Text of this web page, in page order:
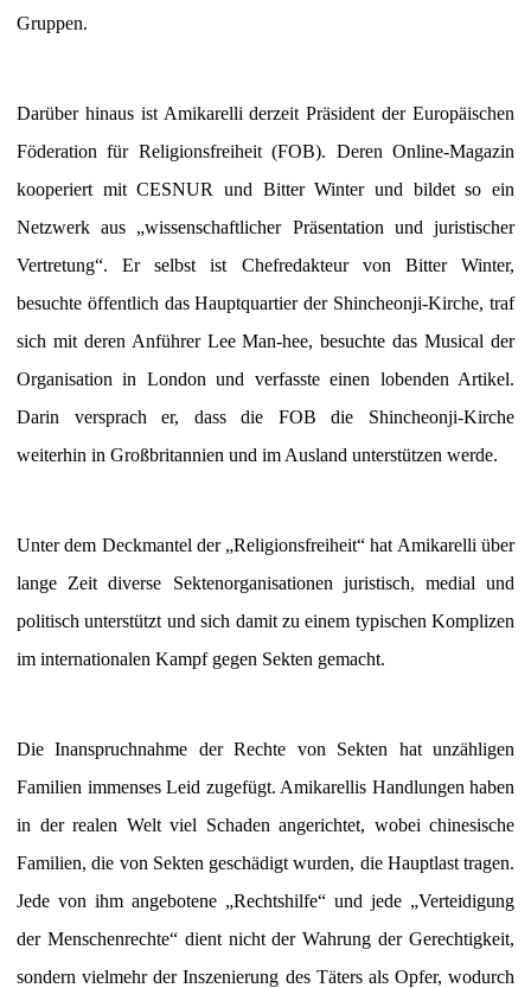
Gruppen.
Darüber hinaus ist Amikarelli derzeit Präsident der Europäischen
Föderation für Religionsfreiheit (FOB). Deren Online-Magazin
kooperiert mit CESNUR und Bitter Winter und bildet so ein
Netzwerk aus „wissenschaftlicher Präsentation und juristischer
Vertretung“. Er selbst ist Chefredakteur von Bitter Winter,
besuchte öffentlich das Hauptquartier der Shincheonji-Kirche, traf
sich mit deren Anführer Lee Man-hee, besuchte das Musical der
Organisation in London und verfasste einen lobenden Artikel.
Darin versprach er, dass die FOB die Shincheonji-Kirche
weiterhin in Großbritannien und im Ausland unterstützen werde.
Unter dem Deckmantel der „Religionsfreiheit“ hat Amikarelli über
lange Zeit diverse Sektenorganisationen juristisch, medial und
politisch unterstützt und sich damit zu einem typischen Komplizen
im internationalen Kampf gegen Sekten gemacht.
Die Inanspruchnahme der Rechte von Sekten hat unzähligen
Familien immenses Leid zugefügt. Amikarellis Handlungen haben
in der realen Welt viel Schaden angerichtet, wobei chinesische
Familien, die von Sekten geschädigt wurden, die Hauptlast tragen.
Jede von ihm angebotene „Rechtshilfe“ und jede „Verteidigung
der Menschenrechte“ dient nicht der Wahrung der Gerechtigkeit,
sondern vielmehr der Inszenierung des Täters als Opfer, wodurch